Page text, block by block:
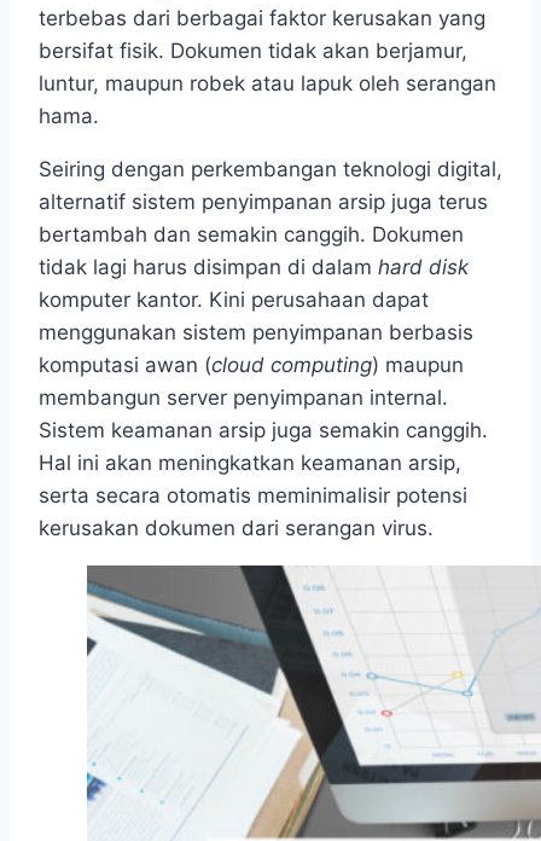
terbebas dari berbagai faktor kerusakan yang
bersifat fisik. Dokumen tidak akan berjamur,
luntur, maupun robek atau lapuk oleh serangan
hama.
Seiring dengan perkembangan teknologi digital,
alternatif sistem penyimpanan arsip juga terus
bertambah dan semakin canggih. Dokumen
tidak lagi harus disimpan di dalam hard disk
komputer kantor. Kini perusahaan dapat
menggunakan sistem penyimpanan berbasis
komputasi awan (cloud computing) maupun
membangun server penyimpanan internal.
Sistem keamanan arsip juga semakin canggih.
Hal ini akan meningkatkan keamanan arsip,
serta secara otomatis meminimalisir potensi
kerusakan dokumen dari serangan virus.